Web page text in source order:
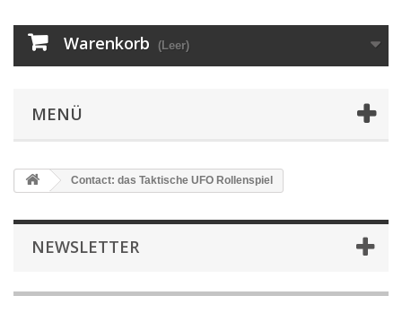
Warenkorb (Leer)
MENÜ
Contact: das Taktische UFO Rollenspiel
NEWSLETTER